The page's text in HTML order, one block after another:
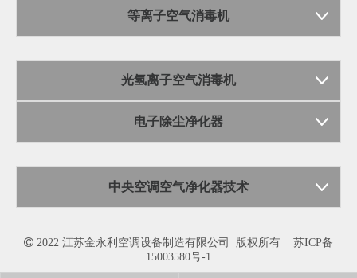
等离子空气消毒机
光氢离子空气消毒机
电子除尘净化器
中央空调空气净化器技术
 2022 江苏金永利空调设备制造有限公司 版权所有 苏ICP备
15003580号-1